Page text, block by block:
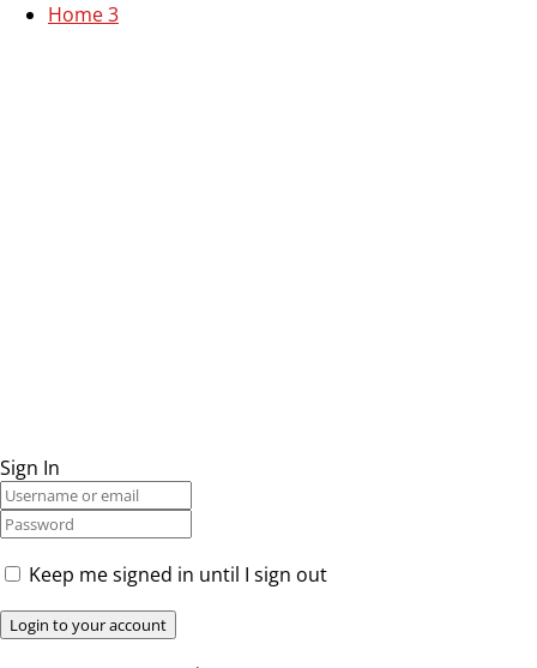
Home 3
Sign In
Keep me signed in until I sign out